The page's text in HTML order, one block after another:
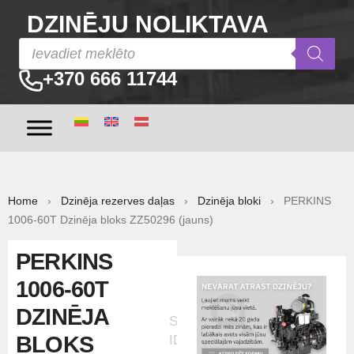
DZINĒJU NOLIKTAVA
+370 666 11744
Home › Dzinēja rezerves daļas › Dzinēja bloki › PERKINS
1006-60T Dzinēja bloks ZZ50296 (jauns)
PERKINS
1006-60T
DZINĒJA
BLOKS
Sludinājuma
ID:20098